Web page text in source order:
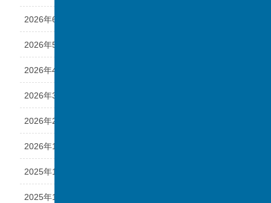
2026年6月
2026年5月
2026年4月
2026年3月
2026年2月
2026年1月
2025年12月
2025年11月